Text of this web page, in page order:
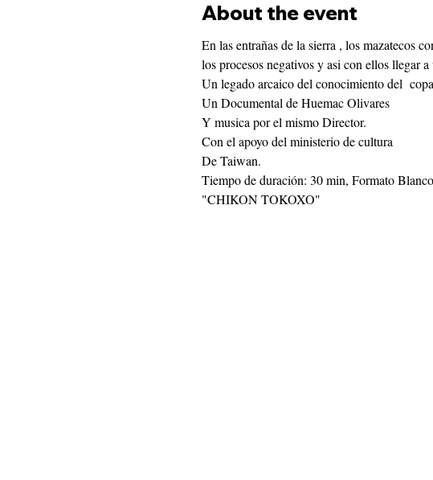
About the event
En las entrañas de la sierra , los mazatecos
los procesos negativos y asi con ellos llegar
Un legado arcaico del conocimiento del
Un Documental de Huemac Olivares
Y musica por el mismo Director.
Con el apoyo del ministerio de cultura
De Taiwan.
Tiempo de duración: 30 min, Formato
"CHIKON TOKOXO"